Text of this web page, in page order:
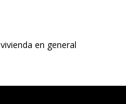
en general